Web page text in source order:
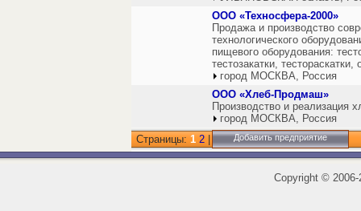
ООО «Техносфера-2000»
Продажа и производство
технологического
пищевого оборудования:
тестозакатки,
город МОСКВА, Россия
ООО «Хлеб-Продмаш»
Производство и реализация
город МОСКВА, Россия
Страницы: 1 2 Добавить предприятие
Copyright ©